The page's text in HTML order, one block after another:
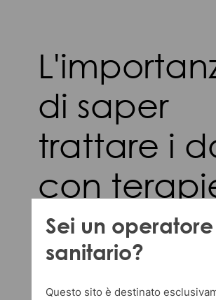
di saper
trattare i
con
del caldo e
del freddo
Sei un operatore
sanitario?
Questo sito è destinato